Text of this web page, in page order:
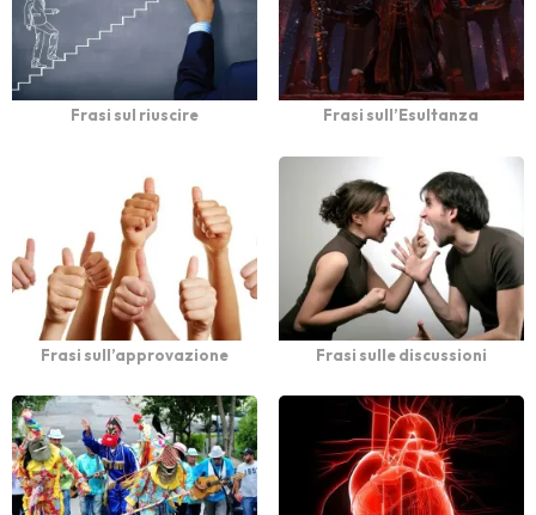
Frasi sul riuscire Frasi sull’Esultanza
Frasi sull’approvazione Frasi sulle discussioni